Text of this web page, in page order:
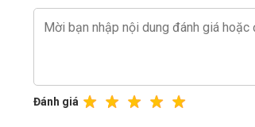
Đánh giá